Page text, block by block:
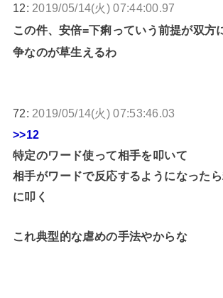
12: 2019/05/14(火) 07:44:00.97
この件、安倍=下痢っていう前提が双方
争なのが草生えるわ
72: 2019/05/14(火) 07:53:46.03
>>12
特定のワード使って相手を叩いて
相手がワードで反応するようになった
に叩く
これ典型的な虐めの手法やからな